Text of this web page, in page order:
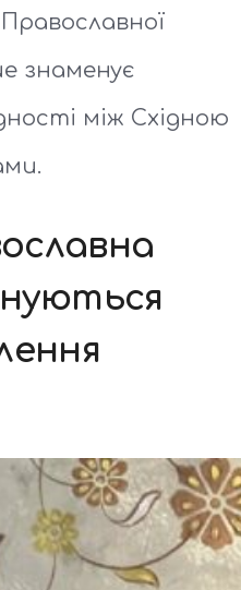
Православної
знаменує
між Східною